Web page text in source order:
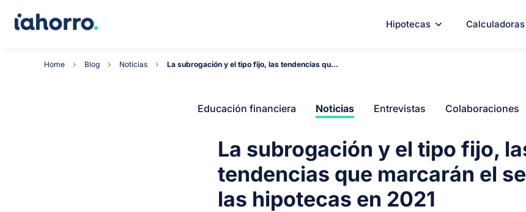
Hipotecas Calculadoras
Home Blog Noticias La subrogación y el tipo fijo, las tendencias qu...
Educación financiera Noticias Entrevistas Colaboraciones
La subrogación y el tipo fijo,
tendencias que marcarán el
las hipotecas en 2021